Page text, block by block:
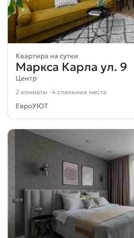
Квартира на сутки
Маркса Карла ул. 9
Центр
2 комнаты · 4 спальных места
ЕвроУЮТ